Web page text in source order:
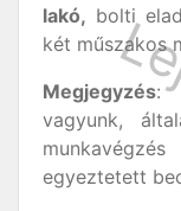
lakó, bolti
két műszakos
Megjegyzés:
vagyunk,
egyeztetett